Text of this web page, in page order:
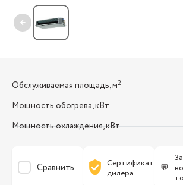
←
Обслуживаемая площадь, м2
Мощность обогрева, кВт
Мощность охлаждения, кВт
Сравнить
Сертификат
дилера.
💬